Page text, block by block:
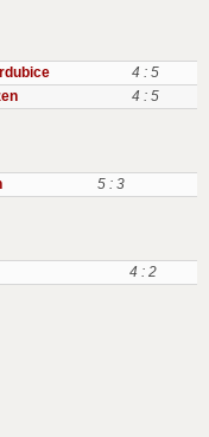
4 : 5
4 : 5
5 : 3
4 : 2